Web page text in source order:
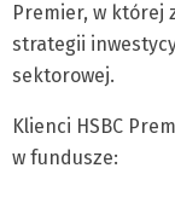
Premier, w której
strategii
sektorowej.
Klienci HSBC
w fundusze: